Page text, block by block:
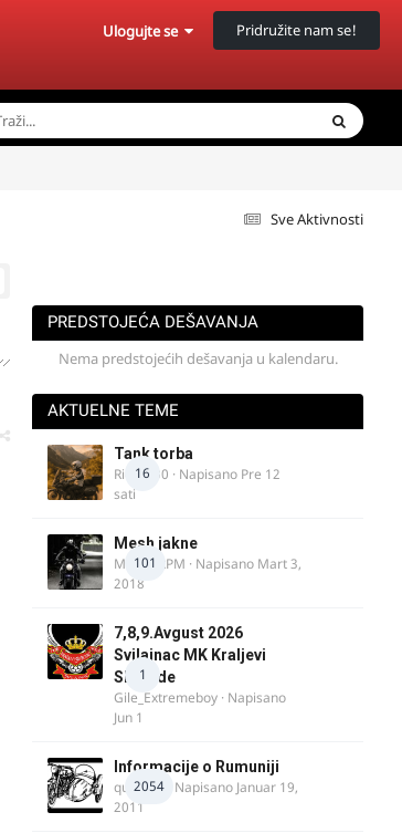
Ulogujte se Pridružite nam se!
Sve Aktivnosti
PREDSTOJEĆA DEŠAVANJA
Nema predstojećih dešavanja u kalendaru.
AKTUELNE TEME
16
Tank torba
Rider000 · Napisano Pre 12
sati
101
Mesh jakne
MostarRPM · Napisano Mart 3,
2018
1
7,8,9.Avgust 2026
Svilajnac MK Kraljevi
Slobode
Gile_Extremeboy · Napisano
Jun 1
2054
Informacije o Rumuniji
quasaar · Napisano Januar 19,
2011